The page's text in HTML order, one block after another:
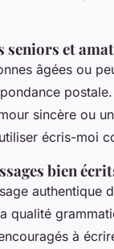
seniors et
âgées ou
sincère ou
écris-moi
bien
authentique
qualité
à